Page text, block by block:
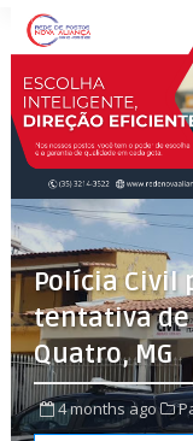
Polícia Civil
tentativa de
Quatro, MG
4 months ago